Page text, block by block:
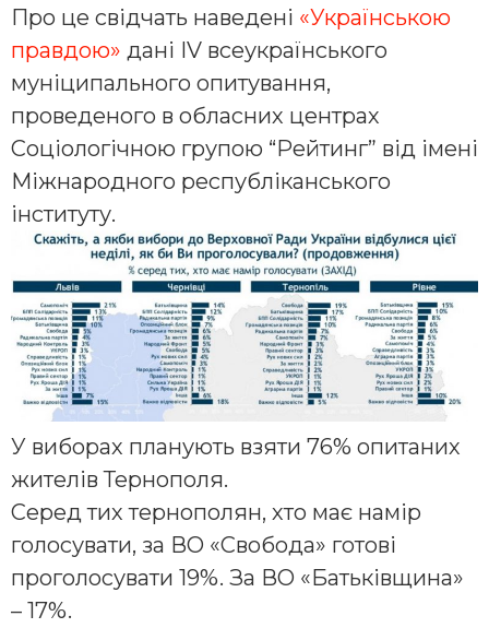
Про це свідчать наведені «Українською
правдою» дані IV всеукраїнського
муніципального опитування,
проведеного в обласних центрах
Соціологічною групою “Рейтинг” від імені
Міжнародного республіканського
інституту.
У виборах планують взяти 76% опитаних
жителів Тернополя.
Серед тих тернополян, хто має намір
голосувати, за ВО «Свобода» готові
проголосувати 19%. За ВО «Батьківщина»
– 17%.